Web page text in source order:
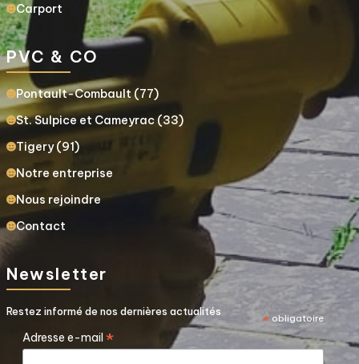
Carport
PVC & CO
Pontault-Combault (77)
St. Sulpice et Cameyrac (33)
Tigery (91)
Notre entreprise
Nous rejoindre
Contact
Newsletter
Restez informé de nos dernières actualités
* obligatoire
Adresse e-mail *